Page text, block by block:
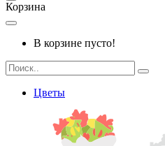
Корзина
В корзине пусто!
Цветы